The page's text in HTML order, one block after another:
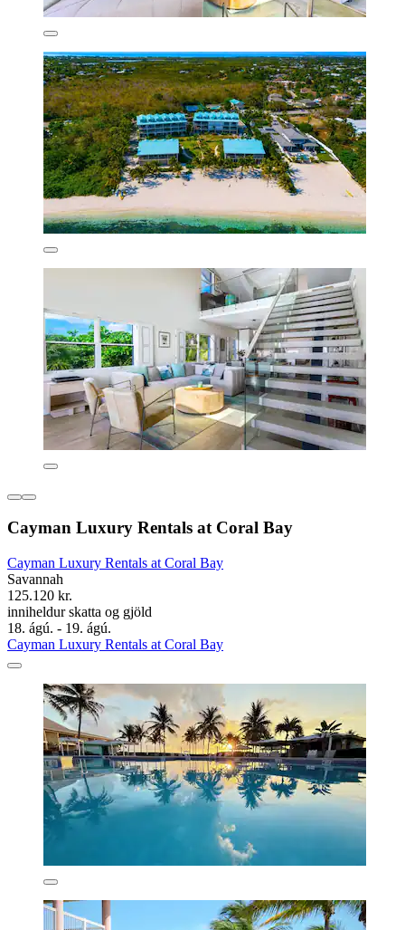
Cayman Luxury Rentals at Coral Bay
Cayman Luxury Rentals at Coral Bay
Savannah
125.120 kr.
inniheldur skatta og gjöld
18. ágú. - 19. ágú.
Cayman Luxury Rentals at Coral Bay